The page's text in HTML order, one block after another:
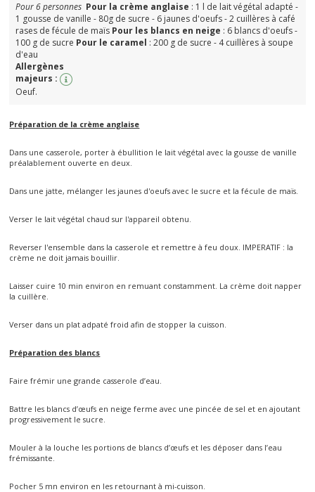
Pour 6 personnes Pour la crème anglaise : 1 l de lait végétal adapté -
1 gousse de vanille - 80g de sucre - 6 jaunes d'oeufs - 2 cuillères à café
rases de fécule de maïs Pour les blancs en neige : 6 blancs d'oeufs -
100 g de sucre Pour le caramel : 200 g de sucre - 4 cuillères à soupe
d'eau
Allergènes
majeurs :
Oeuf.
Préparation de la crème anglaise
Dans une casserole, porter à ébullition le lait végétal avec la gousse de vanille
préalablement ouverte en deux.
Dans une jatte, mélanger les jaunes d'oeufs avec le sucre et la fécule de maïs.
Verser le lait végétal chaud sur l'appareil obtenu.
Reverser l'ensemble dans la casserole et remettre à feu doux. IMPERATIF : la
crème ne doit jamais bouillir.
Laisser cuire 10 min environ en remuant constamment. La crème doit napper
la cuillère.
Verser dans un plat adpaté froid afin de stopper la cuisson.
Préparation des blancs
Faire frémir une grande casserole d’eau.
Battre les blancs d’œufs en neige ferme avec une pincée de sel et en ajoutant
progressivement le sucre.
Mouler à la louche les portions de blancs d’œufs et les déposer dans l’eau
frémissante.
Pocher 5 mn environ en les retournant à mi-cuisson.